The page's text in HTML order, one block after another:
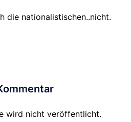
die nationalistischen..nicht.
wird nicht veröffentlicht.